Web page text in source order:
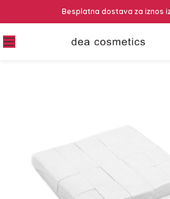
Besplatna dostava za iznos